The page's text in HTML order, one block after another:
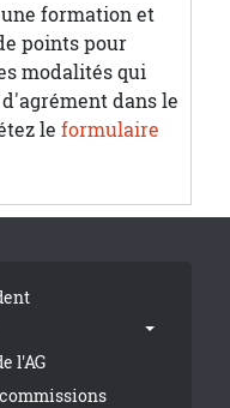
formation et
points pour
modalités qui
dans le
le formulaire
l'AG